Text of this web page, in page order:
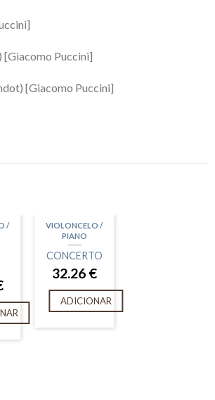
[Giacomo Puccini]
[Giacomo Puccini]
/
VIOLONCELO /
PIANO
CONCERTO
32.26 €
ADICIONAR